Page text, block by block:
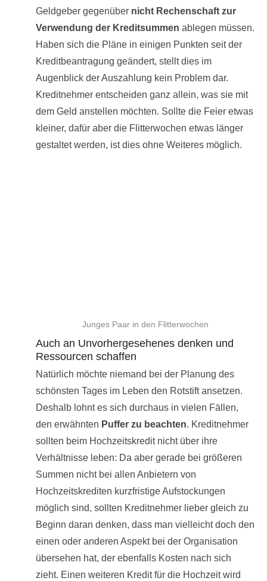
Geldgeber gegenüber nicht Rechenschaft zur
Verwendung der Kreditsummen ablegen müssen.
Haben sich die Pläne in einigen Punkten seit der
Kreditbeantragung geändert, stellt dies im
Augenblick der Auszahlung kein Problem dar.
Kreditnehmer entscheiden ganz allein, was sie mit
dem Geld anstellen möchten. Sollte die Feier etwas
kleiner, dafür aber die Flitterwochen etwas länger
gestaltet werden, ist dies ohne Weiteres möglich.
Junges Paar in den Flitterwochen
Auch an Unvorhergesehenes denken und
Ressourcen schaffen
Natürlich möchte niemand bei der Planung des
schönsten Tages im Leben den Rotstift ansetzen.
Deshalb lohnt es sich durchaus in vielen Fällen,
den erwähnten Puffer zu beachten. Kreditnehmer
sollten beim Hochzeitskredit nicht über ihre
Verhältnisse leben: Da aber gerade bei größeren
Summen nicht bei allen Anbietern von
Hochzeitskrediten kurzfristige Aufstockungen
möglich sind, sollten Kreditnehmer lieber gleich zu
Beginn daran denken, dass man vielleicht doch den
einen oder anderen Aspekt bei der Organisation
übersehen hat, der ebenfalls Kosten nach sich
zieht. Einen weiteren Kredit für die Hochzeit wird